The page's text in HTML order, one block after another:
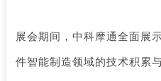
展会期间，中科摩通全面展
件智能制造领域的技术积累